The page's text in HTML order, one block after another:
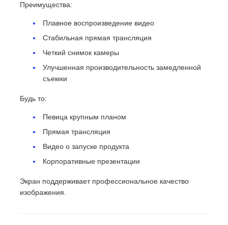
Преимущества:
Плавное воспроизведение видео
Стабильная прямая трансляция
Четкий снимок камеры
Улучшенная производительность замедленной
съемки
Будь то:
Певица крупным планом
Прямая трансляция
Видео о запуске продукта
Корпоративные презентации
Экран поддерживает профессиональное качество
изображения.